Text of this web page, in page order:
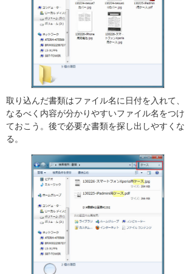
取り込んだ書類はファイル名に日付を入れて、
なるべく内容が分かりやすいファイル名をつけ
ておこう。後で必要な書類を探し出しやすくな
る。